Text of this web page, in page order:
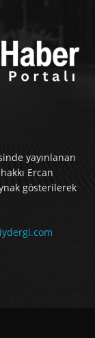
yayınlanan
Ercan
gösterilerek